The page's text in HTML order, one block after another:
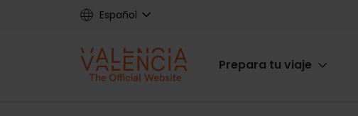
Español
Main
Prepara tu viaje